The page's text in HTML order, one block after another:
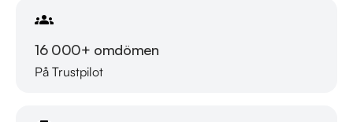
16 000+ omdömen
På Trustpilot